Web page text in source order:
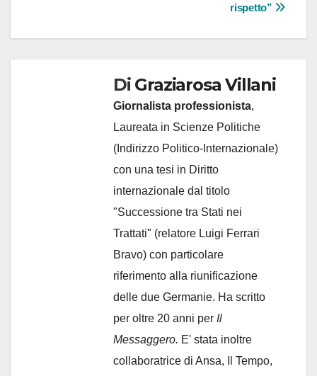
rispetto”
Di Graziarosa Villani
Giornalista professionista,
Laureata in Scienze Politiche
(Indirizzo Politico-Internazionale)
con una tesi in Diritto
internazionale dal titolo
"Successione tra Stati nei
Trattati" (relatore Luigi Ferrari
Bravo) con particolare
riferimento alla riunificazione
delle due Germanie. Ha scritto
per oltre 20 anni per Il
Messaggero. E' stata inoltre
collaboratrice di Ansa, Il Tempo,